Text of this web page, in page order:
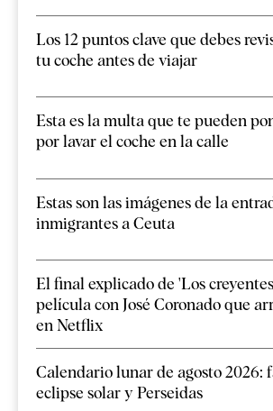
Los 12 puntos clave que debes
tu coche antes de viajar
Esta es la multa que te pueden
por lavar el coche en la calle
Estas son las imágenes de la
inmigrantes a Ceuta
El final explicado de 'Los
película con José Coronado que
en Netflix
Calendario lunar de agosto 2026:
eclipse solar y Perseidas